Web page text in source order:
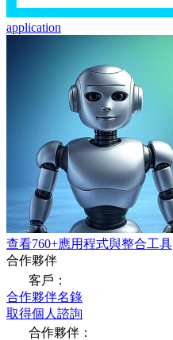
application
查看760+應用程式與整合工具
合作夥伴
客戶：
合作夥伴名錄
取得個人諮詢
合作夥伴：